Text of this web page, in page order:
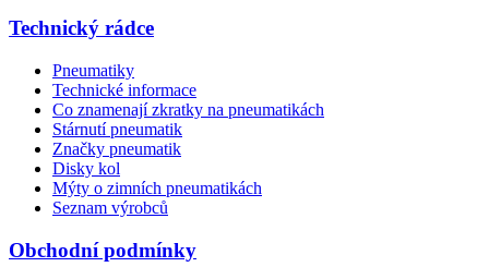
Technický rádce
Pneumatiky
Technické informace
Co znamenají zkratky na pneumatikách
Stárnutí pneumatik
Značky pneumatik
Disky kol
Mýty o zimních pneumatikách
Seznam výrobců
Obchodní podmínky